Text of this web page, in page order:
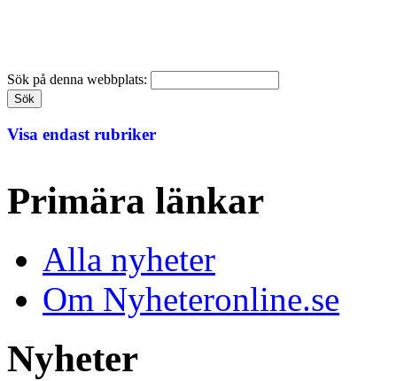
Sök på denna webbplats:
Visa endast rubriker
Primära länkar
Alla nyheter
Om Nyheteronline.se
Nyheter